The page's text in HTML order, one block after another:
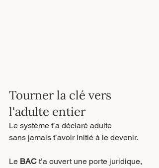
Tourner la clé vers
l'adulte entier
Le système t’a déclaré adulte
sans jamais t’avoir initié à le devenir.
Le BAC t’a ouvert une porte juridique,